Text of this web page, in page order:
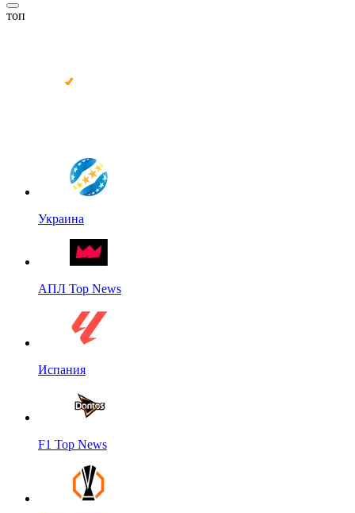
топ
Украина
АПЛ Top News
Испания
F1 Top News